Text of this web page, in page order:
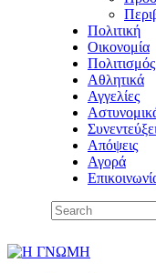
Πολιτική
Οικονομία
Πολιτισμός
Αθλητικά
Αγγελίες
Απόψεις
Αγορά